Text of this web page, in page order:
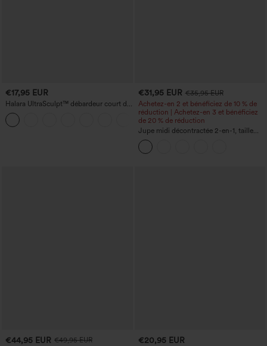
€17,95 EUR
Halara UltraSculpt™ débardeur court de
yoga dos nu torsadé à bretelles doubles
+11
€31,95 EUR €35,95 EUR
Achetez-en 2 et bénéficiez de 10 % de
réduction | Achetez-en 3 et bénéficiez
de 20 % de réduction
Jupe midi décontractée 2-en-1, taille
haute à effet gainant, froncée avec
ourlet arrondi, en polaire et PU
€44,95 EUR €49,95 EUR
€20,95 EUR